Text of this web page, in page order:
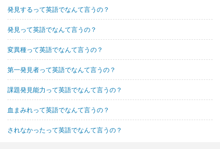
発見するって英語でなんて言うの？
発見って英語でなんて言うの？
変異種って英語でなんて言うの？
第一発見者って英語でなんて言うの？
課題発見能力って英語でなんて言うの？
血まみれって英語でなんて言うの？
されなかったって英語でなんて言うの？